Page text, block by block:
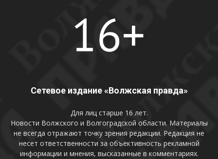
Сетевое издание «Волжская правда»
Для лиц старше 16 лет.
Новости Волжского и Волгоградской области. Материалы
не всегда отражают точку зрения редакции. Редакция не
несет ответственности за объективность рекламной
информации и мнения, высказанные в комментариях.